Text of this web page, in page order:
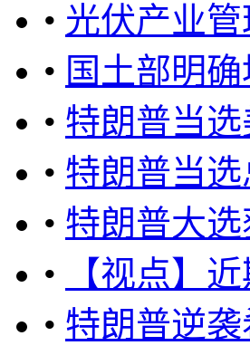
• 光伏产业
• 国土部明
• 特朗普当
• 特朗普当
• 特朗普大
•
【视点】
• 特朗普逆